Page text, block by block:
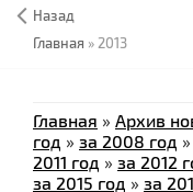
Назад
Главная » 2013
Главная » Архив
год » за 2008 год »
2011 год » за 2012
за 2015 год » за